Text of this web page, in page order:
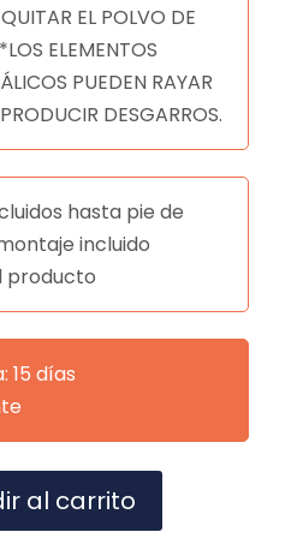
EL POLVO DE
ELEMENTOS
PUEDEN RAYAR
DESGARROS.
hasta pie de
incluido
producto
15 días
al carrito